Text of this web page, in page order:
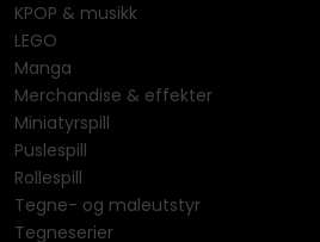
KPOP & musikk
LEGO
Manga
Merchandise & effekter
Miniatyrspill
Puslespill
Rollespill
Tegne- og maleutstyr
Tegneserier